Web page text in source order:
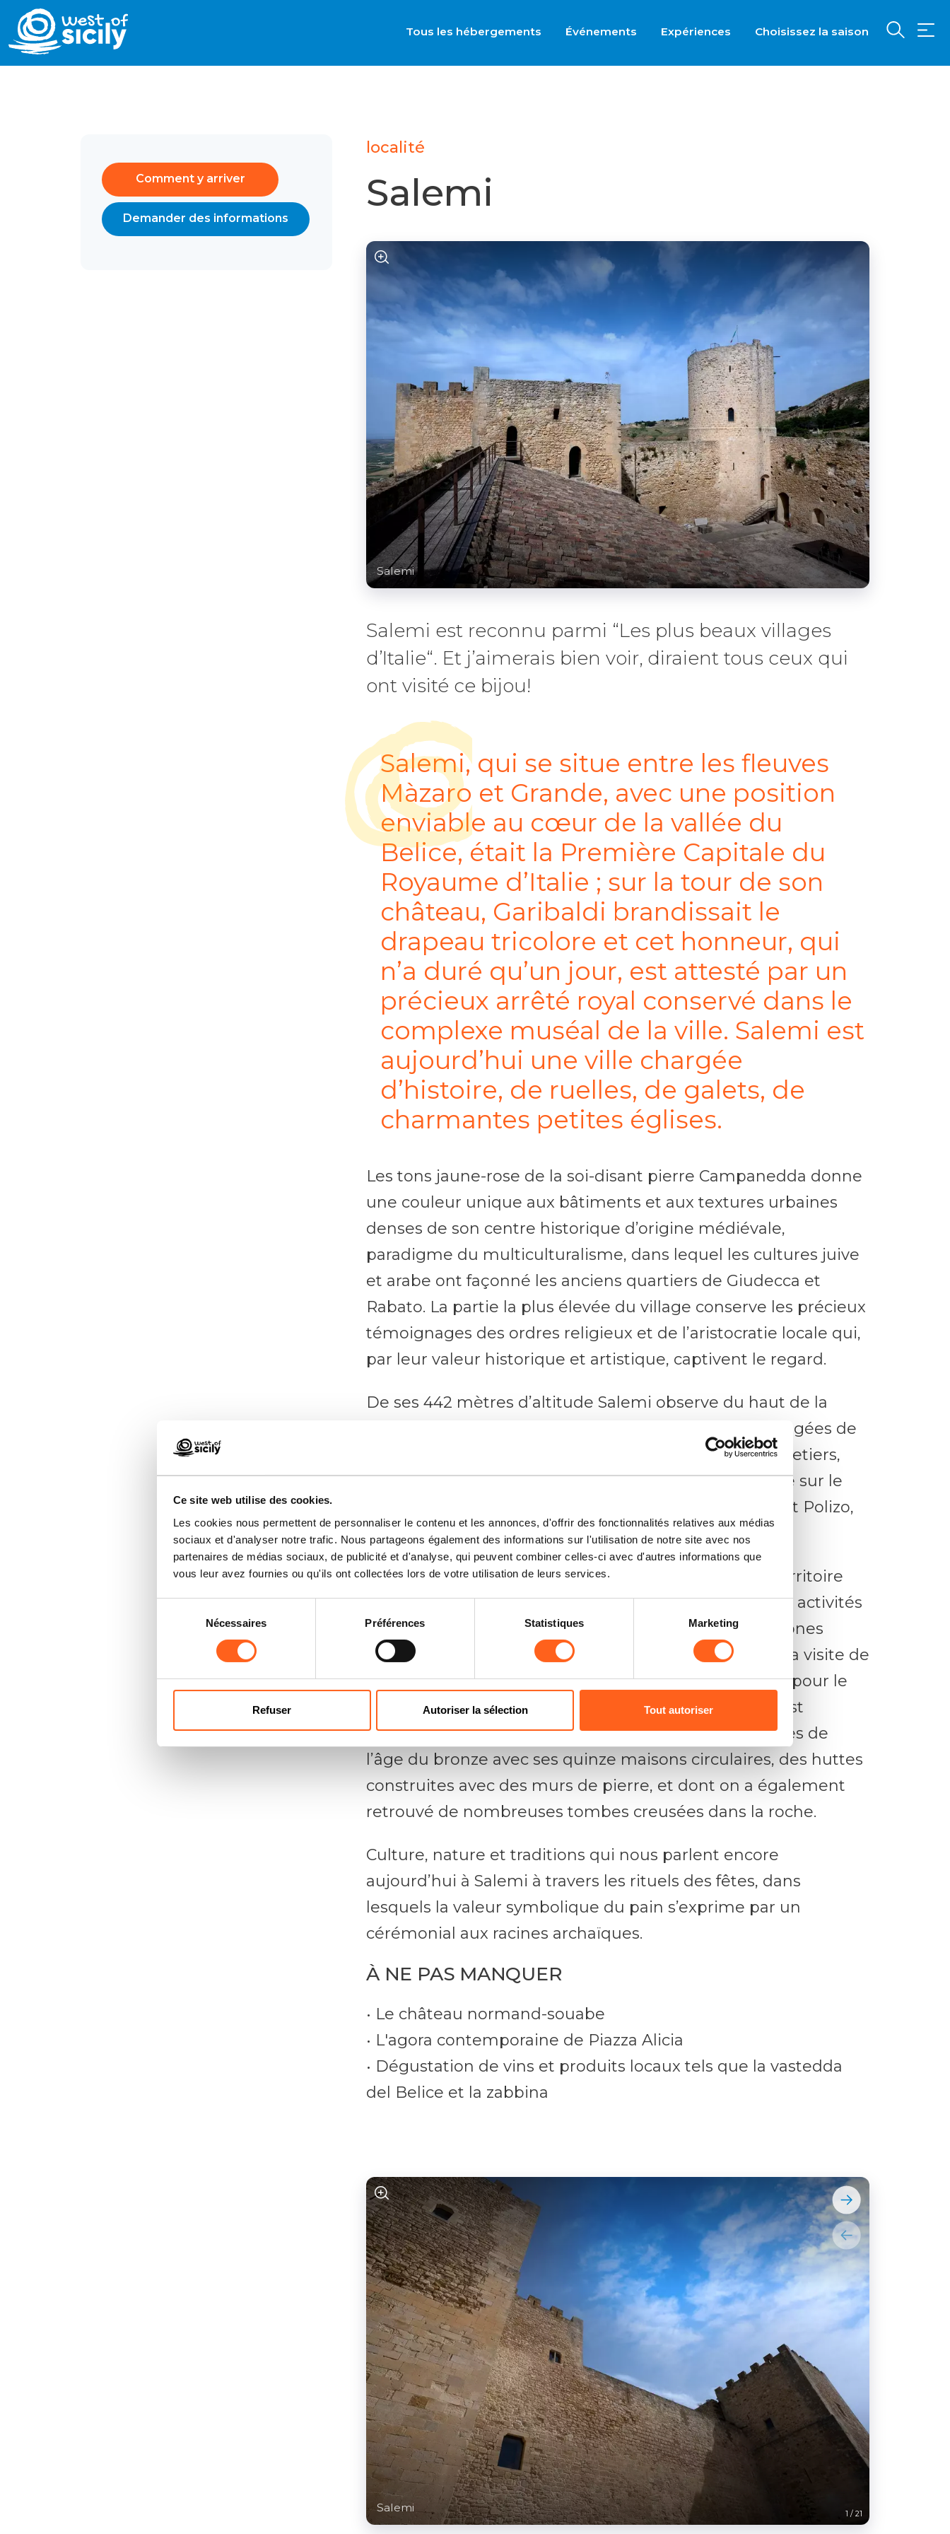
Ce site web utilise des cookies.
Les cookies nous permettent de personnaliser le contenu et les annonces, d'offrir des fonctionnalités relatives aux médias
sociaux et d'analyser notre trafic. Nous partageons également des informations sur l'utilisation de notre site avec nos
partenaires de médias sociaux, de publicité et d'analyse, qui peuvent combiner celles-ci avec d'autres informations que
vous leur avez fournies ou qu'ils ont collectées lors de votre utilisation de leurs services.
consentement
Nécessaires Préférences Statistiques Marketing
Refuser Autoriser la sélection Tout autoriser
Tous les hébergements Événements Expériences Choisissez la saison
Comment y arriver
Demander des informations
localité
Salemi
Salemi
Salemi est reconnu parmi “Les plus beaux villages
d’Italie“. Et j’aimerais bien voir, diraient tous ceux qui
ont visité ce bijou!
Salemi, qui se situe entre les fleuves
Màzaro et Grande, avec une position
enviable au cœur de la vallée du
Belice, était la Première Capitale du
Royaume d’Italie ; sur la tour de son
château, Garibaldi brandissait le
drapeau tricolore et cet honneur, qui
n’a duré qu’un jour, est attesté par un
précieux arrêté royal conservé dans le
complexe muséal de la ville. Salemi est
aujourd’hui une ville chargée
d’histoire, de ruelles, de galets, de
charmantes petites églises.
Les tons jaune-rose de la soi-disant pierre Campanedda donne
une couleur unique aux bâtiments et aux textures urbaines
denses de son centre historique d’origine médiévale,
paradigme du multiculturalisme, dans lequel les cultures juive
et arabe ont façonné les anciens quartiers de Giudecca et
Rabato. La partie la plus élevée du village conserve les précieux
témoignages des ordres religieux et de l’aristocratie locale qui,
par leur valeur historique et artistique, captivent le regard.
De ses 442 mètres d’altitude Salemi observe du haut de la
colline sur laquelle s’étend une vallée où alternent rangées de
vignes, jardins, champs de blé, chemins, chemins muletiers,
ruisseaux. Du côté nord, cependant, le regard se porte sur le
paysage verdoyant de bois, entre les collines de Filci et Polizo,
où se trouvait un important centre élymienne.
À Salemi, en effet, la nature rencontre l’histoire : un territoire
d’une beauté naturelle dans lequel se consacrer à des activités
de randonnée, à travers l’exploration de sentiers, de zones
montagneuses et vallonnées, en les combinant avec la visite de
ses zones archéologiques – d’une importance unique pour le
l’histoire de la Méditerranée – comme Mokarta, où s’est
installée l’une des agglomérations les plus importantes de
l’âge du bronze avec ses quinze maisons circulaires, des huttes
construites avec des murs de pierre, et dont on a également
retrouvé de nombreuses tombes creusées dans la roche.
Culture, nature et traditions qui nous parlent encore
aujourd’hui à Salemi à travers les rituels des fêtes, dans
lesquels la valeur symbolique du pain s’exprime par un
cérémonial aux racines archaïques.
À NE PAS MANQUER
• Le château normand-souabe
• L'agora contemporaine de Piazza Alicia
• Dégustation de vins et produits locaux tels que la vastedda
del Belice et la zabbina
Salemi 1 / 21